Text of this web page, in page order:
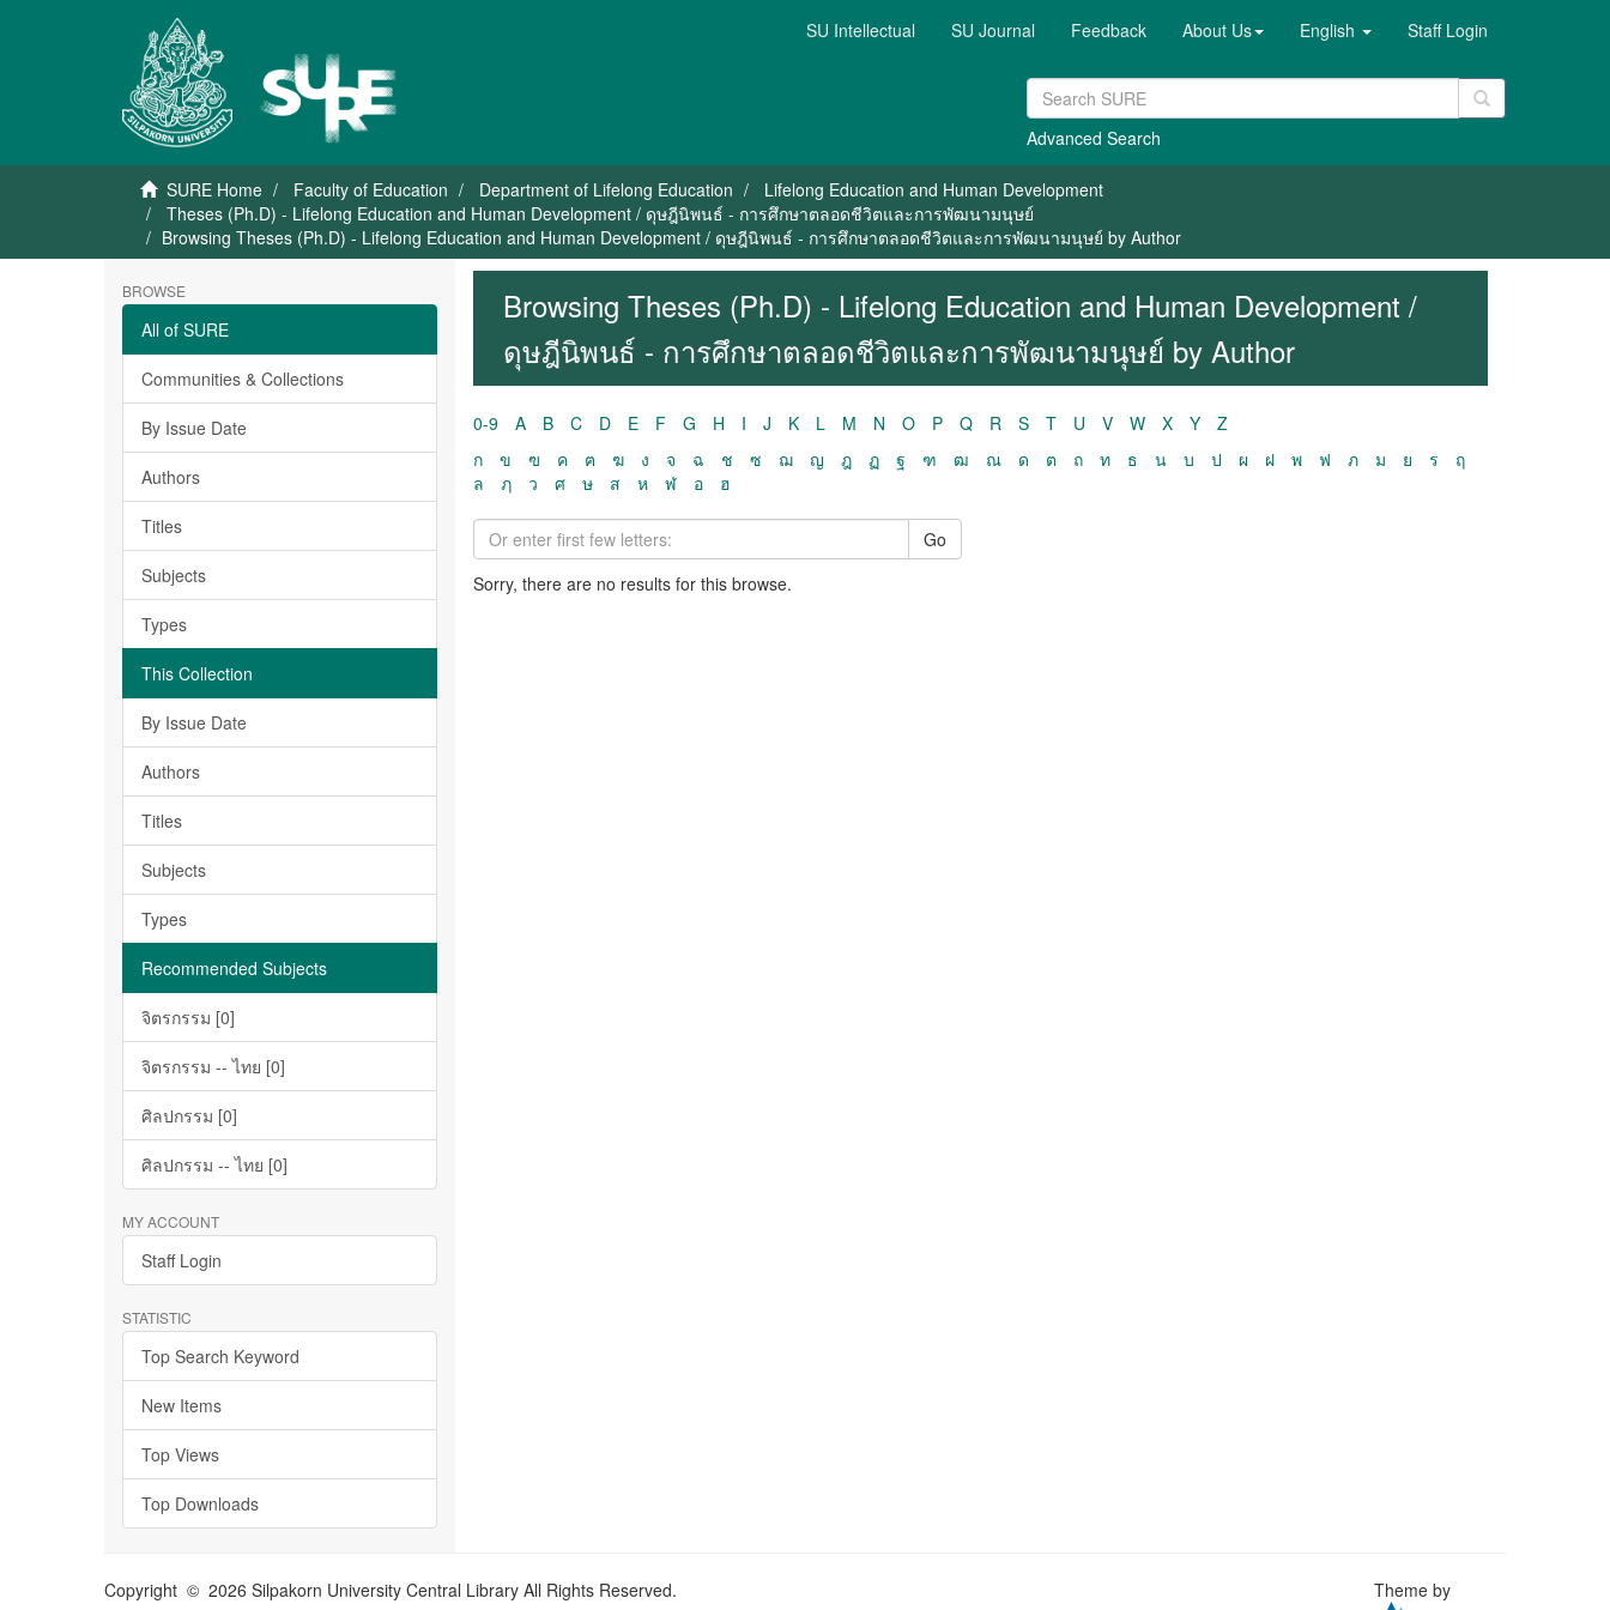
SU Intellectual SU Journal Feedback About Us English Staff Login
Advanced Search
SURE Home Faculty of Education Department of Lifelong Education
Lifelong Education and Human Development
Theses (Ph.D) - Lifelong Education and Human Development / ดุษฎีนิพนธ์ - การศึกษาตลอดชีวิตและการพัฒนามนุษย์
Browsing Theses (Ph.D) - Lifelong Education and Human Development / ดุษฎีนิพนธ์ - การศึกษาตลอดชีวิตและการพัฒนามนุษย์ by Author
BROWSE
All of SURE
Communities & Collections
By Issue Date
Authors
Titles
Subjects
Types
This Collection
By Issue Date
Authors
Titles
Subjects
Types
Recommended Subjects
จิตรกรรม [0]
จิตรกรรม -- ไทย [0]
ศิลปกรรม [0]
ศิลปกรรม -- ไทย [0]
MY ACCOUNT
Staff Login
STATISTIC
Top Search Keyword
New Items
Top Views
Top Downloads
Browsing Theses (Ph.D) - Lifelong Education and Human Development /
ดุษฎีนิพนธ์ - การศึกษาตลอดชีวิตและการพัฒนามนุษย์ by Author
0-9 A B C D E F G H I J K L M N O P Q R S T U V W X Y
Z
ก
ข ฃ ค ฅ ฆ ง จ ฉ ช ซ ฌ ญ ฎ ฏ ฐ ฑ ฒ ณ ด ต ถ ท ธ น บ ป ผ ฝ พ ฟ ภ ม ย ร
ฤ
ล
ฦ ว ศ ษ ส ห ฬ อ ฮ
Go
Sorry, there are no results for this browse.
Copyright © 2026 Silpakorn University Central Library All Rights Reserved. Theme by